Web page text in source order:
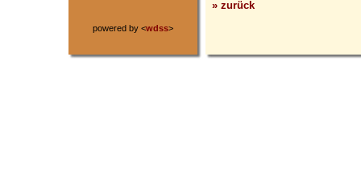
powered by <wdss>
» zurück